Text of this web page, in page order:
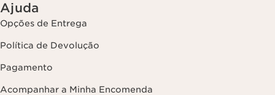
Ajuda
Opções de Entrega
Política de Devolução
Pagamento
Acompanhar a Minha Encomenda